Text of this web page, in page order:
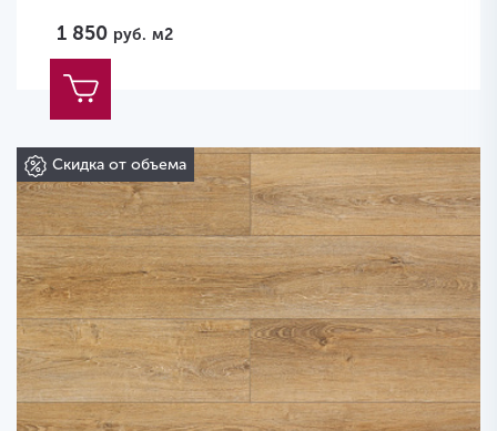
1 850 руб. м2
Скидка от объема